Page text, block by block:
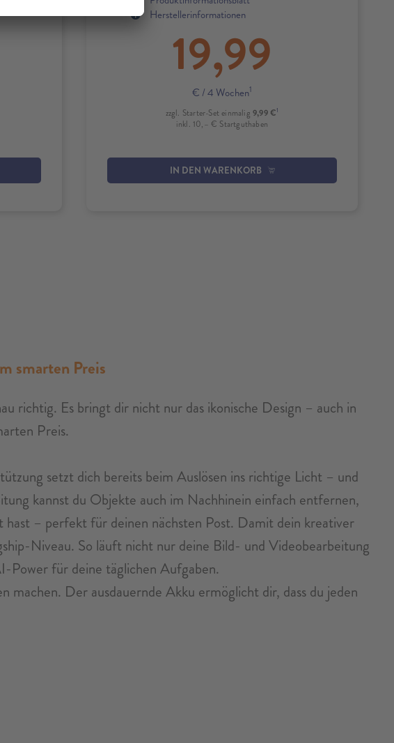
Herstellerinformationen
19,99
€ / 4 Wochen1
zzgl. Starter-Set einmalig 9,99 €1
inkl. 10,– € Startguthaben
IN DEN WARENKORB
smarten Preis
richtig. Es bringt dir nicht nur das ikonische Design – auch in
Preis.
setzt dich bereits beim Auslösen ins richtige Licht – und
kannst du Objekte auch im Nachhinein einfach entfernen,
– perfekt für deinen nächsten Post. Damit dein kreativer
Niveau. So läuft nicht nur deine Bild- und Videobearbeitung
Power für deine täglichen Aufgaben.
Der ausdauernde Akku ermöglicht dir, dass du jeden